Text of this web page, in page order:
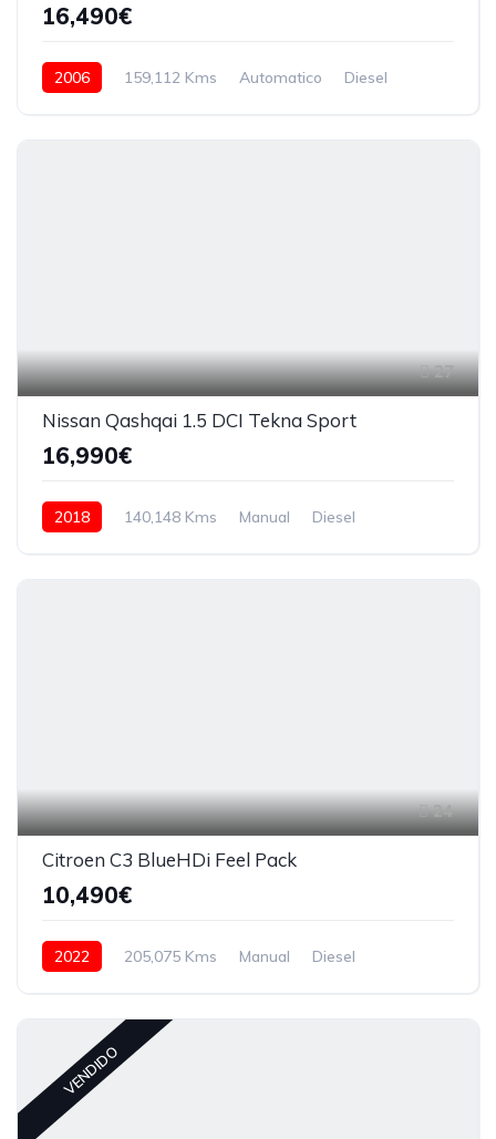
16,490€
2006 159,112 Kms Automatico Diesel
27
Nissan Qashqai 1.5 DCI Tekna Sport
16,990€
2018 140,148 Kms Manual Diesel
24
Citroen C3 BlueHDi Feel Pack
10,490€
2022 205,075 Kms Manual Diesel
VENDIDO